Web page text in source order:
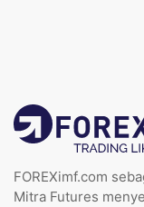
FOREXimf.com
Mitra Futures